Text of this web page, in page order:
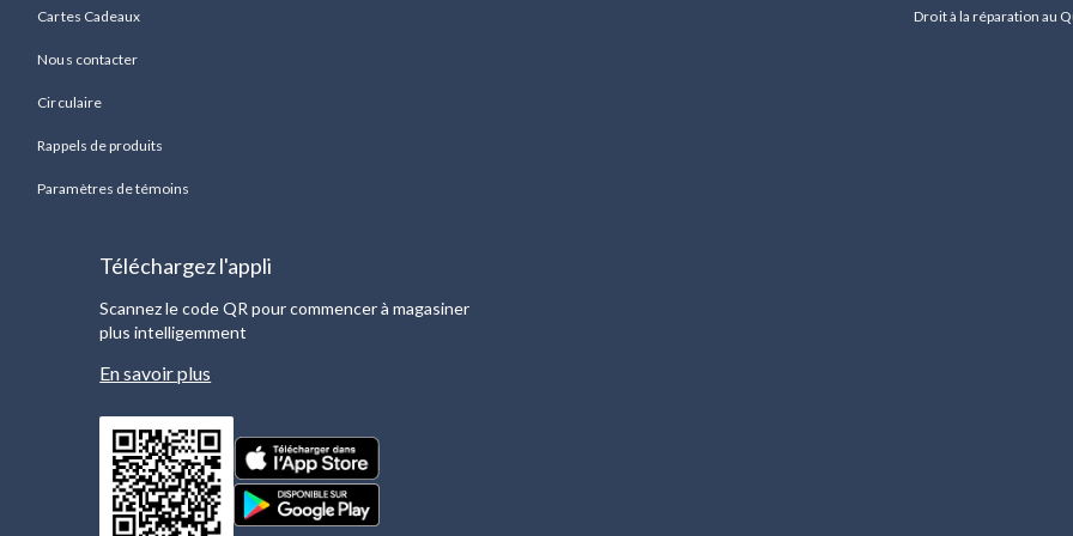
Cartes Cadeaux
Nous contacter
Circulaire
Rappels de produits
Paramètres de témoins
Droit à la réparation au
Téléchargez l'appli
Scannez le code QR pour commencer à magasiner
plus intelligemment
En savoir plus